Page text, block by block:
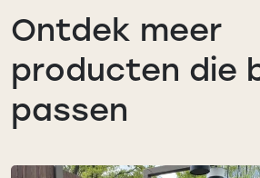
Ontdek meer
producten die
passen